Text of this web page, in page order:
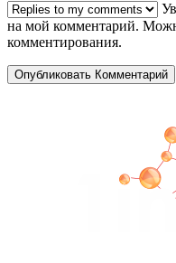
на мой комментарий.
комментирования.